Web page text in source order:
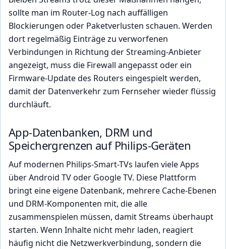
sollte man im Router-Log nach auffälligen
Blockierungen oder Paketverlusten schauen. Werden
dort regelmäßig Einträge zu verworfenen
Verbindungen in Richtung der Streaming-Anbieter
angezeigt, muss die Firewall angepasst oder ein
Firmware-Update des Routers eingespielt werden,
damit der Datenverkehr zum Fernseher wieder flüssig
durchläuft.
App-Datenbanken, DRM und
Speichergrenzen auf Philips-Geräten
Auf modernen Philips-Smart-TVs laufen viele Apps
über Android TV oder Google TV. Diese Plattform
bringt eine eigene Datenbank, mehrere Cache-Ebenen
und DRM-Komponenten mit, die alle
zusammenspielen müssen, damit Streams überhaupt
starten. Wenn Inhalte nicht mehr laden, reagiert
häufig nicht die Netzwerkverbindung, sondern die